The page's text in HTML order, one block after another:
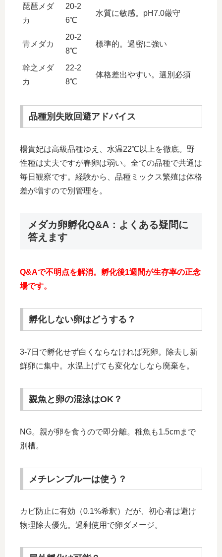
琵琶メダ
カ
20-2
6℃
水質に敏感。pH7.0厳守
青メダカ
20-2
8℃
標準的。過密に強い
幹之メダ
カ
22-2
8℃
体格差出やすい。選別必須
品種別失敗回避アドバイス
楊貴妃は高級品種ゆえ、水温22℃以上を徹底。野
性種は丈夫ですが春卵は弱い。全ての品種で共通は
毎日観察です。経験から、品種ミックス繁殖は体格
差が増すので別管理を。
メダカ卵孵化Q&A：よくある疑問に
答えます
Q&Aで不明点を解消。孵化後1週間が生存率の正念
場です。
孵化しない卵はどうする？
3-7日で孵化せず白くならなければ死卵。除去し新
鮮卵に集中。水温上げても変化なしなら廃棄を。
親魚と卵の混泳はOK？
NG。親が卵を食うので即分離。稚魚も1.5cmまで
別槽。
メチレンブルーは使う？
カビ防止に有効（0.1%希釈）だが、初心者は避け
物理除去優先。過剰使用で卵ダメージ。